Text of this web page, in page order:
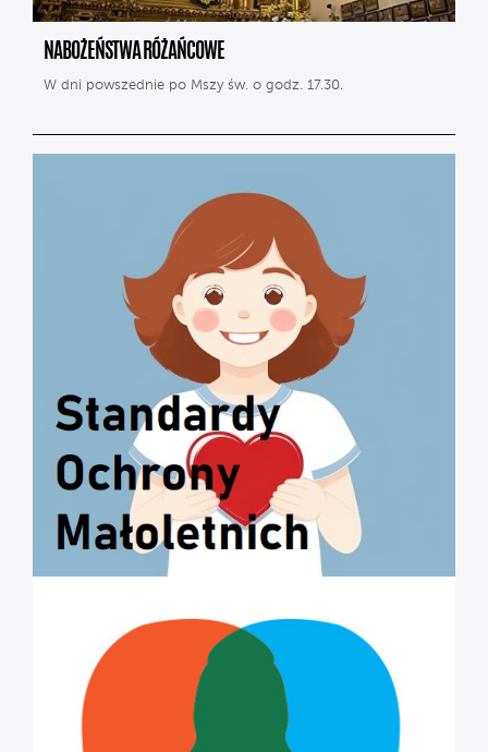
NABOŻEŃSTWA RÓŻAŃCOWE
W dni powszednie po Mszy św. o godz. 17.30.